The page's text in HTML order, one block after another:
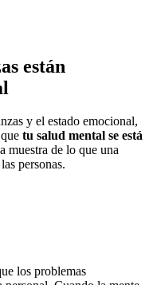
están
y el estado emocional,
tu salud mental se está
muestra de lo que una
personas.
los problemas